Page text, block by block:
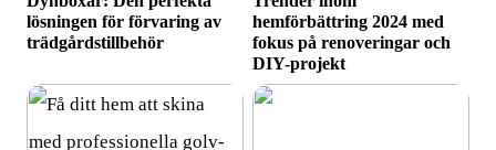
lösningen för förvaring av
trädgårdstillbehör
hemförbättring 2024 med
fokus på renoveringar och
DIY-projekt